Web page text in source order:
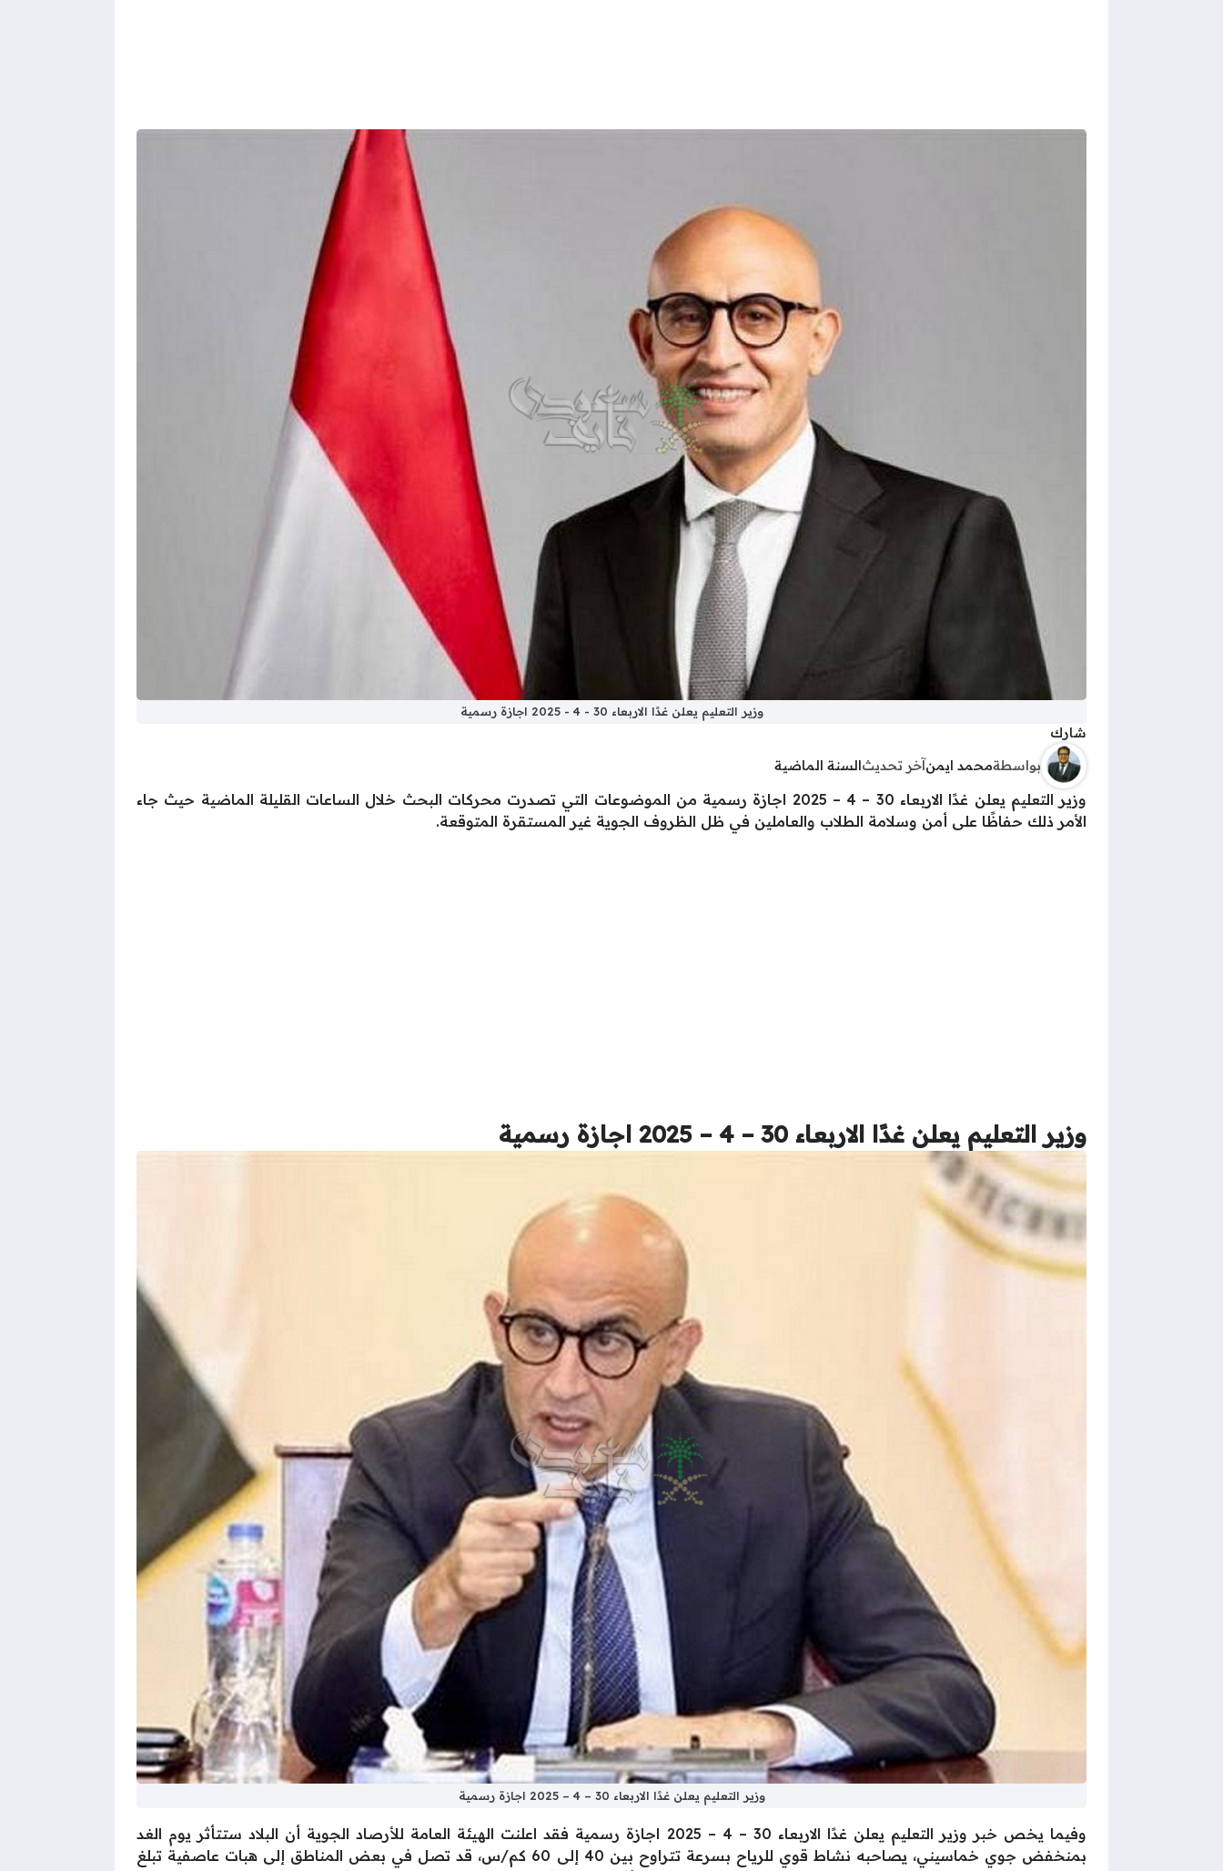
وزير التعليم يعلن غدًا الاربعاء 30 - 4 - 2025 اجازة رسمية
شارك
بواسطةمحمد ايمنآخر تحديثالسنة الماضية
وزير التعليم يعلن غدًا الاربعاء 30 – 4 – 2025 اجازة رسمية من الموضوعات التي تصدرت محركات البحث خلال الساعات القليلة الماضية حيث جاء
الأمر ذلك حفاظًا على أمن وسلامة الطلاب والعاملين في ظل الظروف الجوية غير المستقرة المتوقعة.
وزير التعليم يعلن غدًا الاربعاء 30 – 4 – 2025 اجازة رسمية
وزير التعليم يعلن غدًا الاربعاء 30 – 4 – 2025 اجازة رسمية
وفيما يخص خبر وزير التعليم يعلن غدًا الاربعاء 30 – 4 – 2025 اجازة رسمية فقد اعلنت الهيئة العامة للأرصاد الجوية أن البلاد ستتأثر يوم الغد
بمنخفض جوي خماسيني، يصاحبه نشاط قوي للرياح بسرعة تتراوح بين 40 إلى 60 كم/س، قد تصل في بعض المناطق إلى هبات عاصفية تبلغ